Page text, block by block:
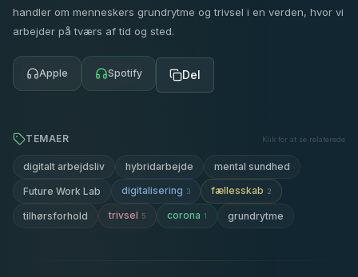
handler om menneskers grundrytme og trivsel i en verden, hvor vi
arbejder på tværs af tid og sted.
Apple Spotify Del
TEMAER Klik for at se relaterede
digitalt arbejdsliv hybridarbejde mental sundhed
Future Work Lab digitalisering 3 fællesskab 2
tilhørsforhold trivsel 5 corona 1 grundrytme